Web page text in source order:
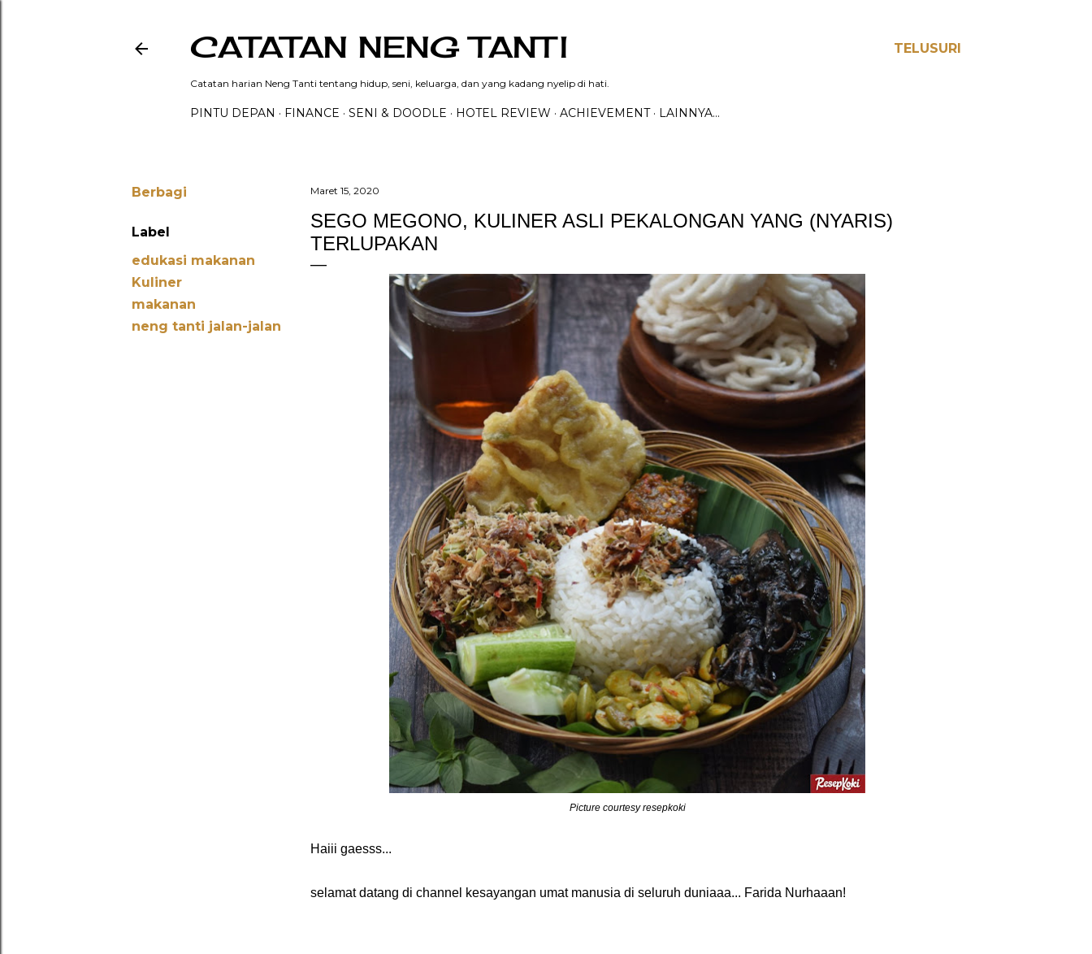
TELUSURI
CATATAN NENG TANTI
Catatan harian Neng Tanti tentang hidup, seni, keluarga, dan yang kadang nyelip di hati.
PINTU DEPAN FINANCE SENI & DOODLE HOTEL REVIEW ACHIEVEMENT LAINNYA…
Berbagi
Label
edukasi makanan
Kuliner
makanan
neng tanti jalan-jalan
Maret 15, 2020
SEGO MEGONO, KULINER ASLI PEKALONGAN YANG (NYARIS)
TERLUPAKAN
Picture courtesy resepkoki
Haiii gaesss...
selamat datang di channel kesayangan umat manusia di seluruh duniaaa... Farida Nurhaaan!